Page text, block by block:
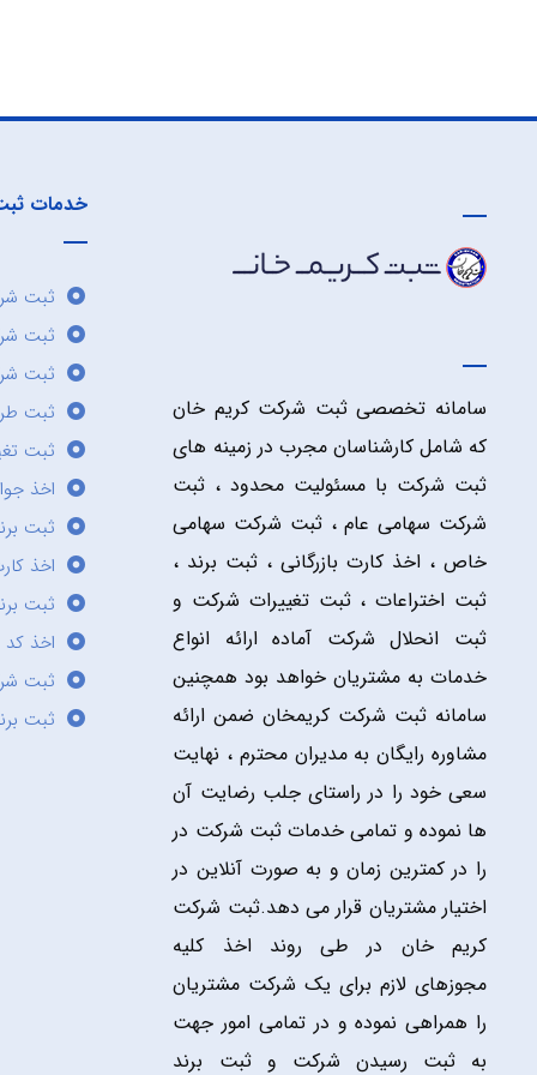
سامانه تخصصی ثبت شرکت کریم خان
که شامل کارشناسان مجرب در زمینه های
ثبت شرکت با مسئولیت محدود ، ثبت
شرکت سهامی عام ، ثبت شرکت سهامی
خاص ، اخذ کارت بازرگانی ، ثبت برند ،
ثبت اختراعات ، ثبت تغییرات شرکت و
ثبت انحلال شرکت آماده ارائه انواع
خدمات به مشتریان خواهد بود همچنین
سامانه ثبت شرکت کریمخان ضمن ارائه
مشاوره رایگان به مدیران محترم ، نهایت
سعی خود را در راستای جلب رضایت آن
ها نموده و تمامی خدمات ثبت شرکت در
را در کمترین زمان و به صورت آنلاین در
اختیار مشتریان قرار می دهد.ثبت شرکت
کریم خان در طی روند اخذ کلیه
مجوزهای لازم برای یک شرکت مشتریان
را همراهی نموده و در تمامی امور جهت
به ثبت رسیدن شرکت و ثبت برند
خدمات
ثبت
ثبت
ثبت
ثبت
ثبت
اخذ
ثبت
اخذ
ثبت
اخذ کد
ثبت
ثبت